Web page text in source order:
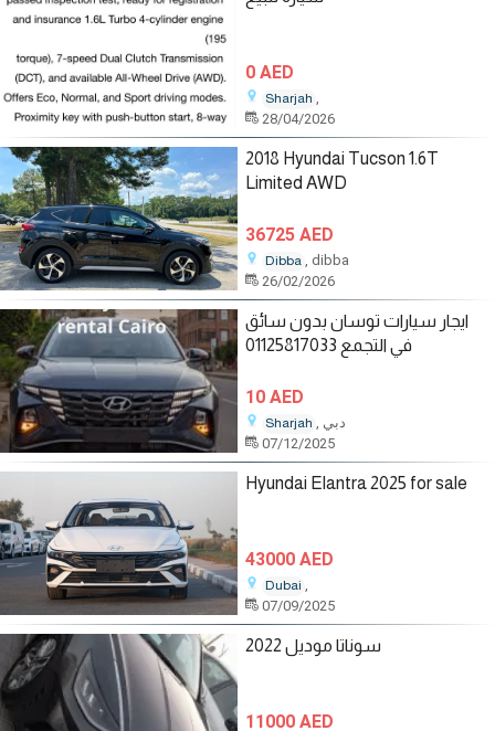
0 AED
Sharjah ,
28/04/2026
2018 Hyundai Tucson 1.6T
Limited AWD
36725 AED
Dibba , dibba
26/02/2026
ايجار سيارات توسان بدون سائق
في التجمع 01125817033
10 AED
Sharjah
, دبي
07/12/2025
Hyundai Elantra 2025 for sale
43000 AED
Dubai ,
07/09/2025
سوناتا موديل 2022
11000 AED